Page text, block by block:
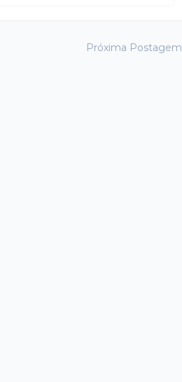
Próxima Postagem